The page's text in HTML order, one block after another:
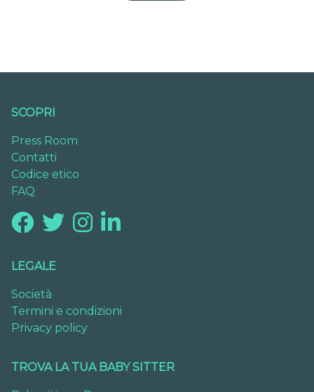
SCOPRI
Press Room
Contatti
Codice etico
FAQ
LEGALE
Società
Termini e condizioni
Privacy policy
TROVA LA TUA BABY SITTER